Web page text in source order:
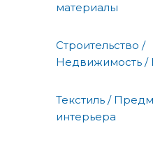
материалы
Строительство /
Недвижимость /
Текстиль /
интерьера